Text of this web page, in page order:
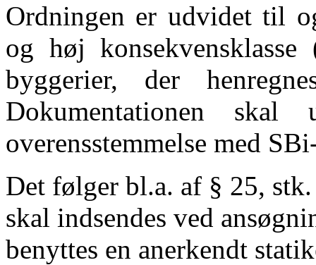
Ordningen er udvidet til
og høj
byggerier, der
Dokumentationen
overensstemmelse med
Det følger bl.a. af § 25,
skal indsendes ved
benyttes en anerkendt